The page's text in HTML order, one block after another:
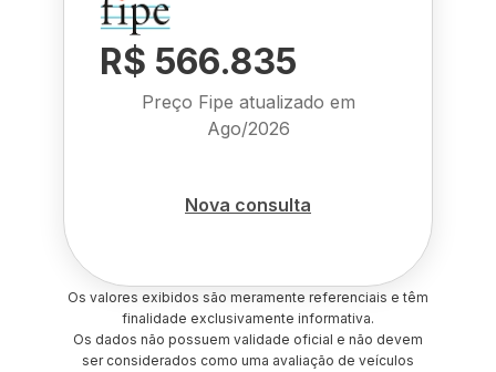
R$ 566.835
Preço Fipe atualizado em
Ago/2026
Nova consulta
Os valores exibidos são meramente referenciais e têm
finalidade exclusivamente informativa.
Os dados não possuem validade oficial e não devem
ser considerados como uma avaliação de veículos